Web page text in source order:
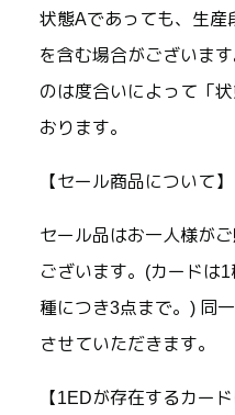
状態Aであっても、生産
を含む場合がございま
のは度合いによって「
おります。
【セール商品について】
セール品はお一人様が
ございます。(カードは
種につき3点まで。) 同
させていただきます。
【1EDが存在するカード